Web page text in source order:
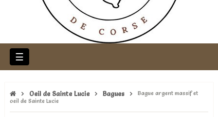
Basculer
la
☰
Oeil de Sainte Lucie Bagues
Bague argent massif et
oeil de Sainte Lucie